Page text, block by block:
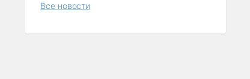
Все новости